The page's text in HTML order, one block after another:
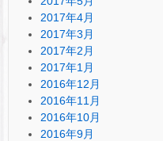
2017年4月
2017年3月
2017年2月
2017年1月
2016年12月
2016年11月
2016年10月
2016年9月